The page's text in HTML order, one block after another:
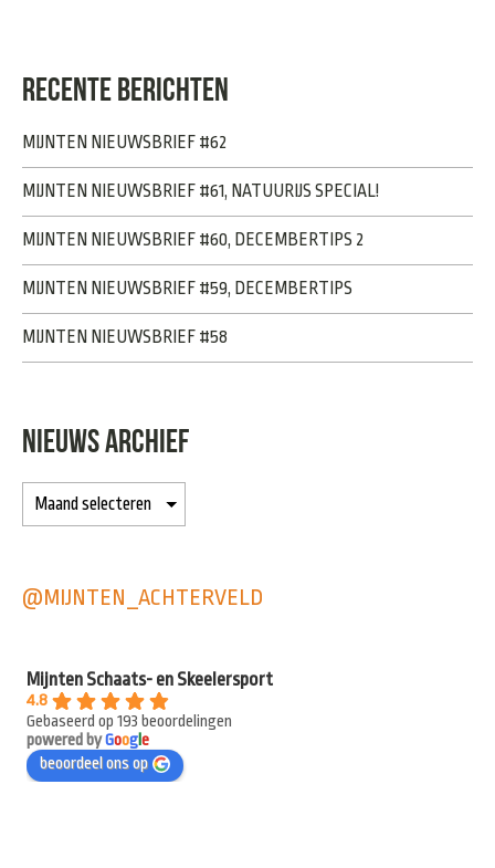
RECENTE BERICHTEN
MIJNTEN NIEUWSBRIEF #62
MIJNTEN NIEUWSBRIEF #61, NATUURIJS SPECIAL!
MIJNTEN NIEUWSBRIEF #60, DECEMBERTIPS 2
MIJNTEN NIEUWSBRIEF #59, DECEMBERTIPS
MIJNTEN NIEUWSBRIEF #58
NIEUWS ARCHIEF
@MIJNTEN_ACHTERVELD
Mijnten Schaats- en Skeelersport
4.8
Gebaseerd op 193 beoordelingen
powered byGooge
beoordeel ons op